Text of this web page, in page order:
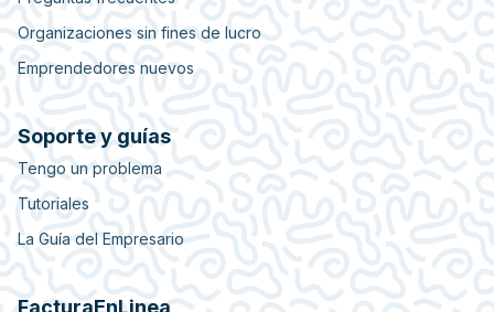
Organizaciones sin fines de lucro
Emprendedores nuevos
Soporte y guías
Tengo un problema
Tutoriales
La Guía del Empresario
FacturaEnLinea